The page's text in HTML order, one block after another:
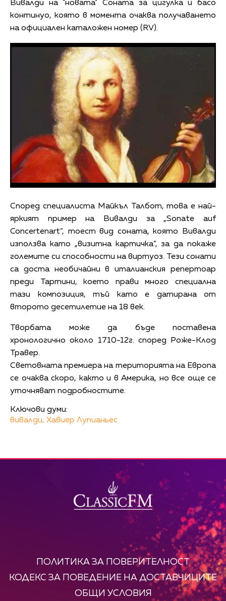
Вивалди на "новата" Соната за цигулка и басо
континуо, която в момента очаква получаването
на официален каталожен номер (RV).
Според специалиста Майкъл Талбот, това е най-
яркият пример на Вивалди за „Sonate auf
Concertenart“, тоест вид соната, която Вивалди
използва като „визитна картичка“, за да покаже
големите си способности на виртуоз. Тези сонати
са доста необичайни в италианския репертоар
преди Тартини, което прави много специална
тази композиция, тъй като е датирана от
второто десетилетие на 18 век.
Творбата може да бъде поставена
хронологично около 1710-12г. според Роже-Клод
Травер.
Световната премиера на територията на Европа
се очаква скоро, както и в Америка, но все още се
уточняват подробностите.
Ключови думи:
вивалди, Хавиер Лупианьес
ПОЛИТИКА ЗА ПОВЕРИТЕЛНОСТ
КОДЕКС ЗА ПОВЕДЕНИЕ НА ДОСТАВЧИЦИТЕ
ОБЩИ УСЛОВИЯ